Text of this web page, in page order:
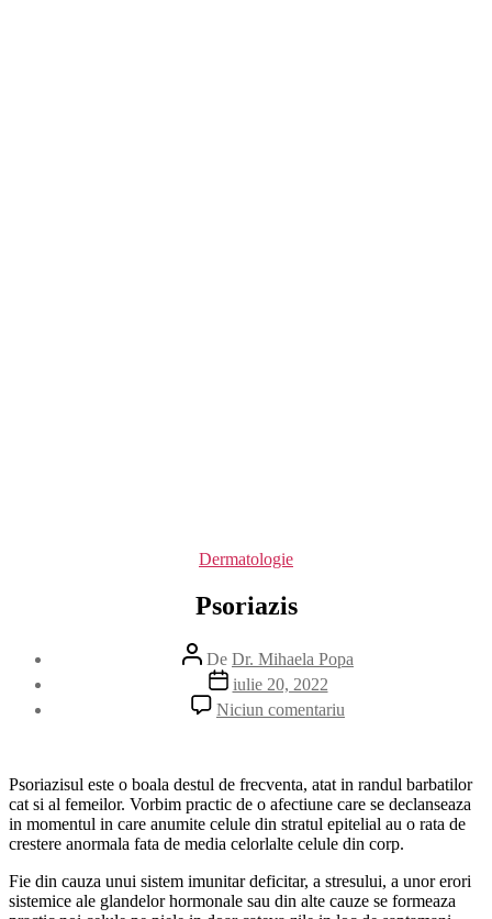
Categorii
Dermatologie
Psoriazis
Autor
articol
De Dr. Mihaela Popa
Dată
articol
iulie 20, 2022
Niciun comentariu
Psoriazis
Psoriazisul este o boala destul de frecventa, atat in randul barbatilor
cat si al femeilor. Vorbim practic de o afectiune care se declanseaza
in momentul in care anumite celule din stratul epitelial au o rata de
crestere anormala fata de media celorlalte celule din corp.
Fie din cauza unui sistem imunitar deficitar, a stresului, a unor erori
sistemice ale glandelor hormonale sau din alte cauze se formeaza